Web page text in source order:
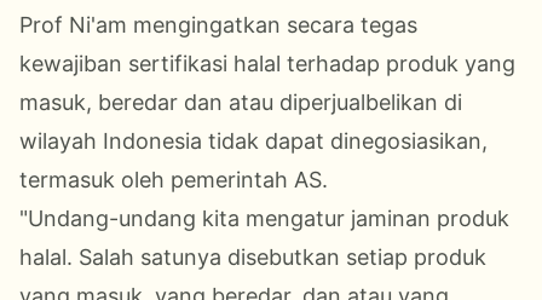
Prof Ni'am mengingatkan secara tegas
kewajiban sertifikasi halal terhadap produk yang
masuk, beredar dan atau diperjualbelikan di
wilayah Indonesia tidak dapat dinegosiasikan,
termasuk oleh pemerintah AS.
"Undang-undang kita mengatur jaminan produk
halal. Salah satunya disebutkan setiap produk